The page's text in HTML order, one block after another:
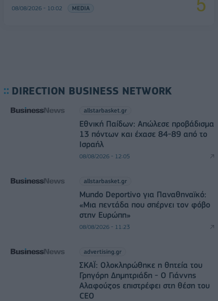
08/08/2026 - 10:02 MEDIA
DIRECTION BUSINESS NETWORK
allstarbasket.gr
Εθνική Παίδων: Απώλεσε προβάδισμα
13 πόντων και έχασε 84-89 από το
Ισραήλ
08/08/2026 - 12:05
allstarbasket.gr
Mundo Deportivo για Παναθηναϊκό:
«Μια πεντάδα που σπέρνει τον φόβο
στην Ευρώπη»
08/08/2026 - 11:23
advertising.gr
ΣΚΑΪ: Ολοκληρώθηκε η θητεία του
Γρηγόρη Δημητριάδη - Ο Γιάννης
Αλαφούζος επιστρέφει στη θέση του
CEO